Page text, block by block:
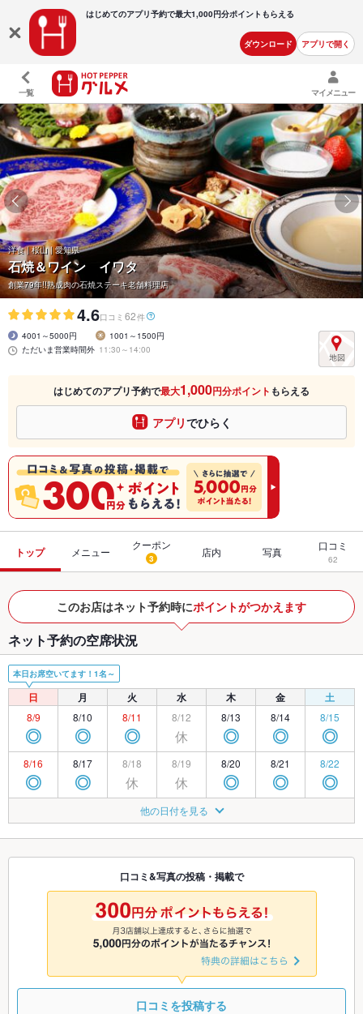
はじめてのアプリ予約で最大1,000円分ポイントもらえる
ダウンロード アプリで開く
一覧 マイメニュー
洋食 | 桜山 | 愛知県
石焼＆ワイン イワタ
創業79年!!熟成肉の石焼ステーキ老舗料理店
4.6口コミ 62件
4001～5000円
1001～1500円
ただいま営業時間外 11:30～14:00
はじめてのアプリ予約で最大1,000円分ポイント もらえる
アプリでひらく
トップ メニュー
クーポン
3 店内 写真 口コミ
62
このお店はネット予約時にポイントがつかえます
ネット予約の空席状況
本日お席空いてます！1名～
日 月 火 水 木 金 土
8/9
◎
8/10
◎
8/11
◎
8/12
休
8/13
◎
8/14
◎
8/15
◎
8/16
◎
8/17
◎
8/18
休
8/19
休
8/20
◎
8/21
◎
8/22
◎
◎ ◎
8/25
◎
8/26
休
8/27
◎ ◎ ◎
8/30 8/31 9/1
休
9/2
休
9/3
◎
9/4 9/5
9/8
◎ 休 ◎ ◎
他の日付を見る
口コミ&写真の投稿・掲載で
口コミを投稿する